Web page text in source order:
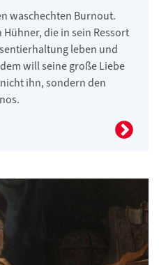
waschechten Burnout.
die in sein Ressort
leben und
will seine große Liebe
ihn, sondern den